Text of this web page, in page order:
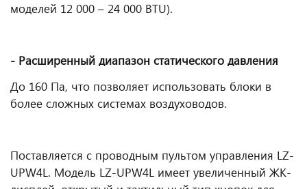
моделей 12 000 – 24 000 BTU).
- Расширенный диапазон статического давления
До 160 Па, что позволяет использовать блоки в
более сложных системах воздуховодов.
Поставляется с проводным пультом управления LZ-
UPW4L. Модель LZ-UPW4L имеет увеличенный ЖК-